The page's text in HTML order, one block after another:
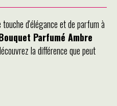
d'élégance et de parfum à
Parfumé Ambre
la différence que peut